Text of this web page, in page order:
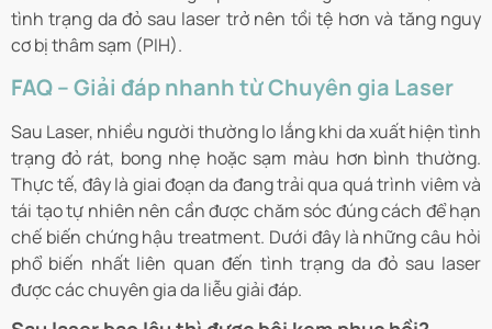
tình trạng da đỏ sau laser trở nên tồi tệ hơn và tăng nguy
cơ bị thâm sạm (PIH).
FAQ – Giải đáp nhanh từ Chuyên gia Laser
Sau Laser, nhiều người thường lo lắng khi da xuất hiện tình
trạng đỏ rát, bong nhẹ hoặc sạm màu hơn bình thường.
Thực tế, đây là giai đoạn da đang trải qua quá trình viêm và
tái tạo tự nhiên nên cần được chăm sóc đúng cách để hạn
chế biến chứng hậu treatment. Dưới đây là những câu hỏi
phổ biến nhất liên quan đến tình trạng da đỏ sau laser
được các chuyên gia da liễu giải đáp.